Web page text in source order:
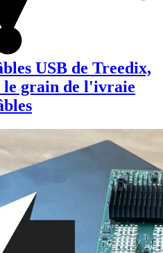
USB de Treedix,
grain de l'ivraie